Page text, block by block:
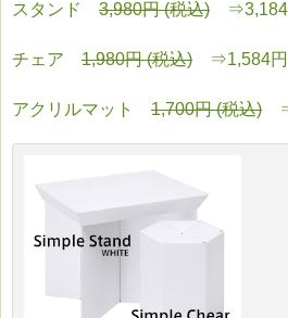
スタンド 3,980円 (税込) ⇒3,184
チェア 1,980円 (税込) ⇒1,584円
アクリルマット 1,700円 (税込)